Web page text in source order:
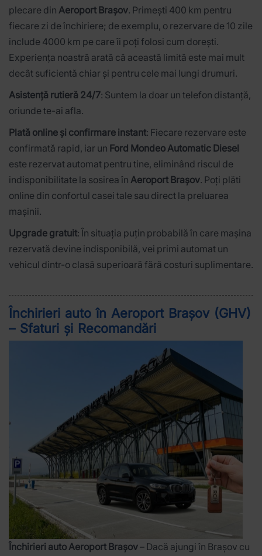
plecare din Aeroport Brașov. Primești 400 km pentru
fiecare zi de închiriere; de exemplu, o rezervare de 10 zile
include 4000 km pe care îi poți folosi cum dorești.
Experiența noastră arată că această limită este mai mult
decât suficientă chiar și pentru cele mai lungi drumuri.
Asistență rutieră 24/7: Suntem la doar un telefon distanță,
oriunde te-ai afla.
Plată online și confirmare instant: Fiecare rezervare este
confirmată rapid, iar un Ford Mondeo Automatic Diesel
este rezervat automat pentru tine, eliminând riscul de
indisponibilitate la sosirea în Aeroport Brașov. Poți plăti
online din confortul casei tale sau direct la preluarea
mașinii.
Upgrade gratuit: În situația puțin probabilă în care mașina
rezervată devine indisponibilă, vei primi automat un
vehicul dintr-o clasă superioară fără costuri suplimentare.
Închirieri auto în Aeroport Brașov (GHV)
– Sfaturi și Recomandări
Închirieri auto Aeroport Brașov– Dacă ajungi în Brașov cu